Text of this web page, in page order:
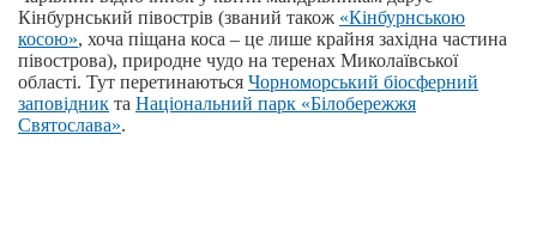
Кінбурнський півострів (званий також «Кінбурнською
косою», хоча піщана коса – це лише крайня західна частина
півострова), природне чудо на теренах Миколаївської
області. Тут перетинаються Чорноморський біосферний
заповідник та Національний парк «Білобережжя
Святослава».